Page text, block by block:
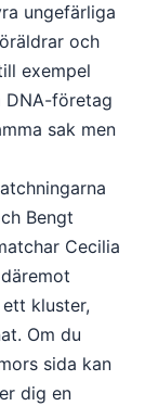
ungefärliga
och
exempel
DNA-företag
sak men
Bengt
Cecilia
kluster,
Om du
sida kan
dig en